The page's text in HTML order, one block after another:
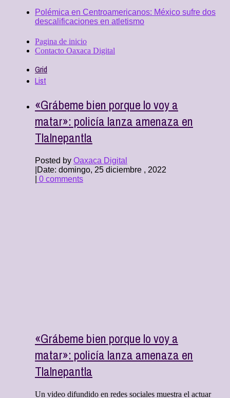
Polémica en Centroamericanos: México sufre dos
descalificaciones en atletismo
Pagina de inicio
Contacto Oaxaca Digital
Grid
List
«Grábeme bien porque lo voy a
matar»: policía lanza amenaza en
Tlalnepantla
Posted by Oaxaca Digital
Date: domingo, 25 diciembre , 2022
0 comments
«Grábeme bien porque lo voy a
matar»: policía lanza amenaza en
Tlalnepantla
Un video difundido en redes sociales muestra el actuar